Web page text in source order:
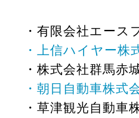
・有限会社エース
・上信ハイヤー株
・株式会社群馬赤
・朝日自動車株式
・草津観光自動車